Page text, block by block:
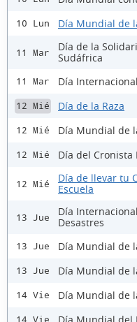
10 Lun Día Mundial de
11 Mar
Día de la
Sudáfrica
11 Mar Día
12 Mié Día de la Raza
12 Mié Día Mundial de
12 Mié Día del Cronista
12 Mié
Día de llevar tu
Escuela
13 Jue
Día
Desastres
13 Jue Día Mundial de
13 Jue Día Mundial de
14 Vie Día Mundial de
14 Vie